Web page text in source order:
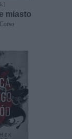
]
miasto